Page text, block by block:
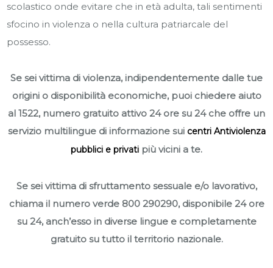
scolastico onde evitare che in età adulta, tali sentimenti
sfocino in violenza o nella cultura patriarcale del
possesso.
Se sei vittima di violenza, indipendentemente dalle tue
origini o disponibilità economiche, puoi chiedere aiuto
al 1522, numero gratuito attivo 24 ore su 24 che offre un
servizio multilingue di informazione sui centri Antiviolenza
pubblici e privati più vicini a te.
Se sei vittima di sfruttamento sessuale e/o lavorativo,
chiama il numero verde 800 290290, disponibile 24 ore
su 24, anch’esso in diverse lingue e completamente
gratuito su tutto il territorio nazionale.